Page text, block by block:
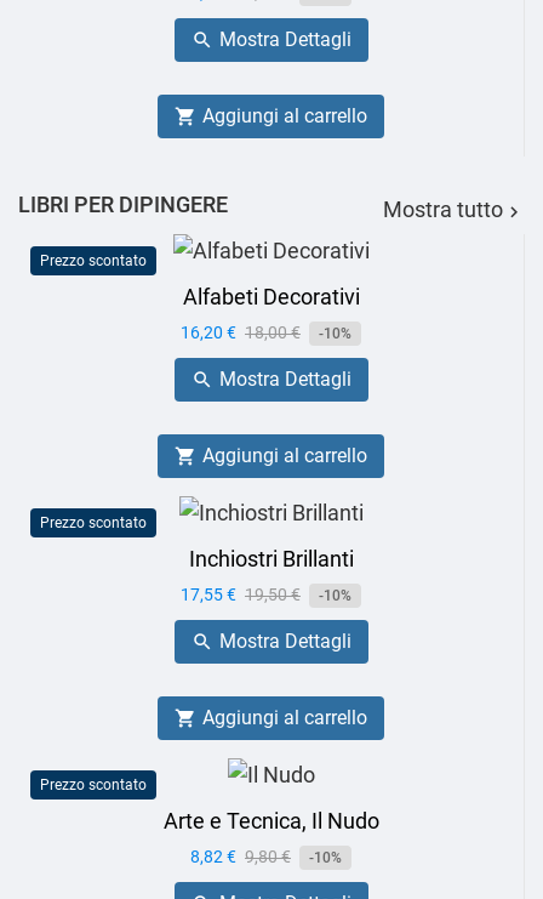
base
 Mostra Dettagli
 Aggiungi al carrello
LIBRI PER DIPINGERE Mostra tutto 
Prezzo scontato
Alfabeti Decorativi
Prezzo
16,20 € Prezzo
base
18,00 € -10%
 Mostra Dettagli
 Aggiungi al carrello
Prezzo scontato
Inchiostri Brillanti
Prezzo
17,55 € Prezzo
base
19,50 € -10%
 Mostra Dettagli
 Aggiungi al carrello
Prezzo scontato
Arte e Tecnica, Il Nudo
Prezzo
8,82 € Prezzo
base
9,80 € -10%